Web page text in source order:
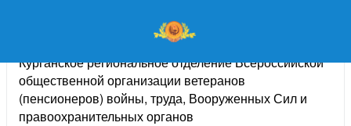
Курганское региональное отделение Всероссийской
общественной организации ветеранов
(пенсионеров) войны, труда, Вооруженных Сил и
правоохранительных органов